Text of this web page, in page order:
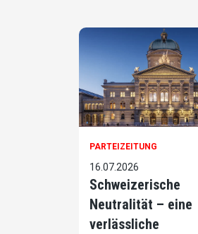
PARTEIZEITUNG
16.07.2026
Schweizerische
Neutralität – eine
verlässliche